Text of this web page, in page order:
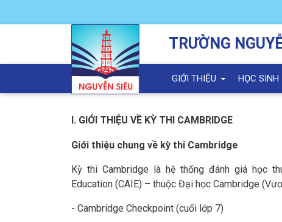
TRƯỜNG
GIỚI THIỆU HỌC SINH
I. GIỚI THIỆU VỀ KỲ THI CAMBRIDGE
Giới thiệu chung về kỳ thi Cambridge
Kỳ thi Cambridge là hệ thống đánh giá học
Education (CAIE) – thuộc Đại học Cambridge
- Cambridge Checkpoint (cuối lớp 7)